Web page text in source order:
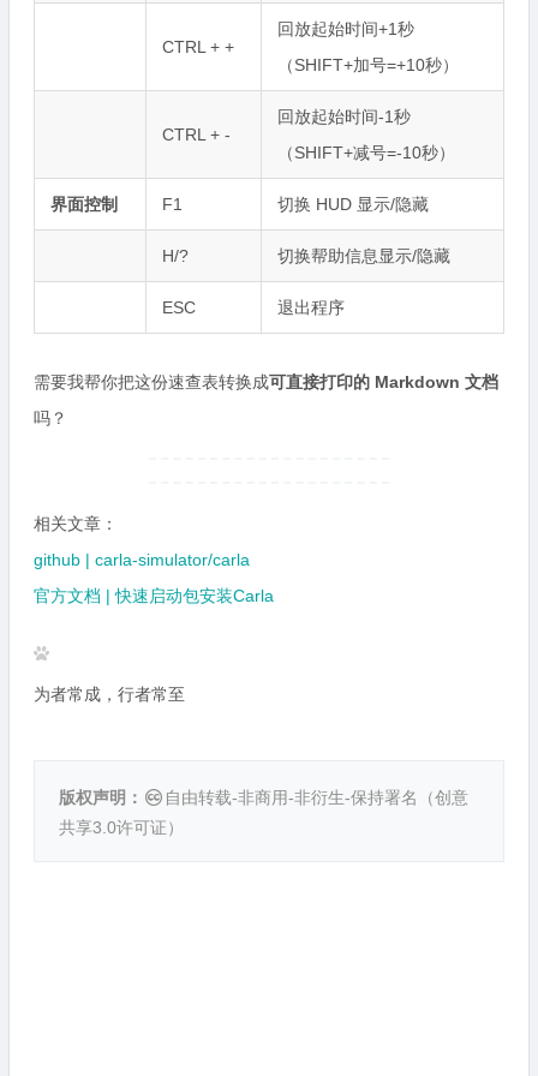
CTRL + +
回放起始时间+1秒
（SHIFT+加号=+10秒）
CTRL + -
回放起始时间-1秒
（SHIFT+减号=-10秒）
界面控制 F1 切换 HUD 显示/隐藏
H/? 切换帮助信息显示/隐藏
ESC 退出程序
需要我帮你把这份速查表转换成可直接打印的 Markdown 文档
吗？
相关文章：
github | carla-simulator/carla
官方文档 | 快速启动包安装Carla
为者常成，行者常至
版权声明： 自由转载-非商用-非衍生-保持署名（创意
共享3.0许可证）